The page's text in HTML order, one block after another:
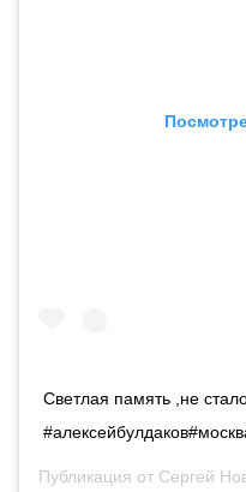
Светлая память ,не
Публикация от Сергей